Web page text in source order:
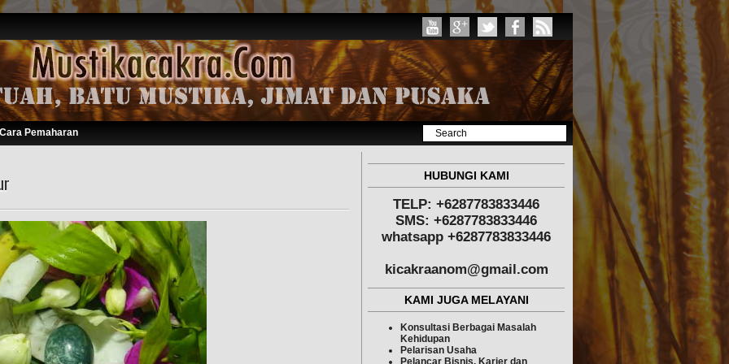
Cara Pemaharan
HUBUNGI KAMI
TELP: +6287783833446
SMS: +6287783833446
whatsapp +6287783833446
kicakraanom@gmail.com
KAMI JUGA MELAYANI
Konsultasi Berbagai Masalah
Kehidupan
Pelarisan Usaha
Pelancar Bisnis, Karier dan